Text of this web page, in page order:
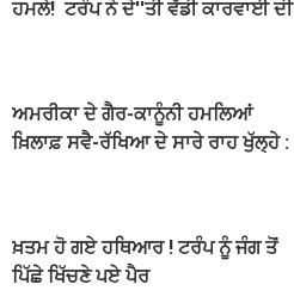
ਹਮਲੇ! ਟਰੰਪ ਨੇ ਦੇ''ਤੀ ਵੱਡੀ ਕਾਰਵਾਈ ਦੀ
ਅਮਰੀਕਾ ਦੇ ਗੈਰ-ਕਾਨੂੰਨੀ ਹਮਲਿਆਂ
ਖ਼ਿਲਾਫ਼ ਸਵੈ-ਰੱਖਿਆ ਦੇ ਸਾਰੇ ਰਾਹ ਖੁੱਲ੍ਹੇ :
ਖ਼ਤਮ ਹੋ ਗਏ ਹਥਿਆਰ ! ਟਰੰਪ ਨੂੰ ਜੰਗ ਤੋਂ
ਪਿੱਛੇ ਖਿੱਚਣੇ ਪਏ ਪੈਰ